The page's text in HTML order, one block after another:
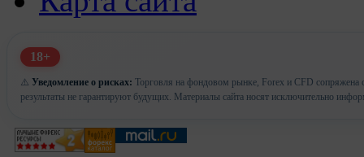
18+
⚠️ Уведомление о рисках: Торговля на фондовом рынке, Forex и CFD сопряжена
результаты не гарантируют будущих. Материалы сайта носят исключительно